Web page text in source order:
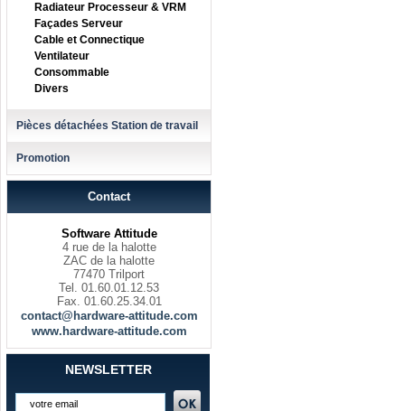
Radiateur Processeur & VRM
Façades Serveur
Cable et Connectique
Ventilateur
Consommable
Divers
Pièces détachées Station de travail
Promotion
Contact
Software Attitude
4 rue de la halotte
ZAC de la halotte
77470 Trilport
Tel. 01.60.01.12.53
Fax. 01.60.25.34.01
contact@hardware-attitude.com
www.hardware-attitude.com
NEWSLETTER